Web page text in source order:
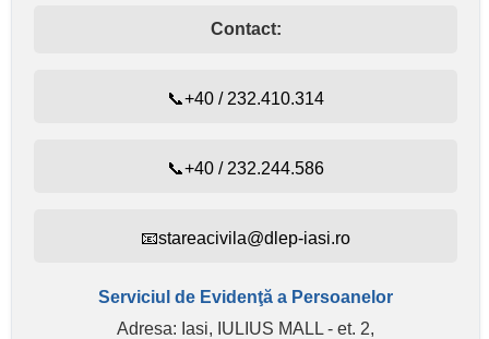
Contact:
📞+40 / 232.410.314
📞+40 / 232.244.586
📧stareacivila@dlep-iasi.ro
Serviciul de Evidenţă a Persoanelor
Adresa: Iasi, IULIUS MALL - et. 2,